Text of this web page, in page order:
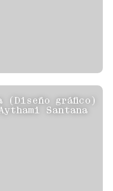
(Diseño gráfico)
Santana